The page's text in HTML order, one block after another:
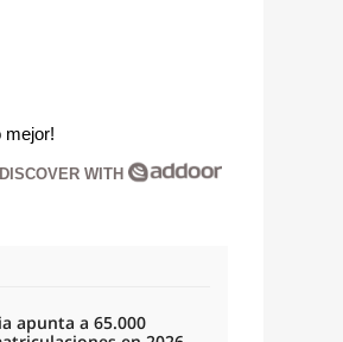
mejor!
DISCOVER WITH
apunta a 65.000